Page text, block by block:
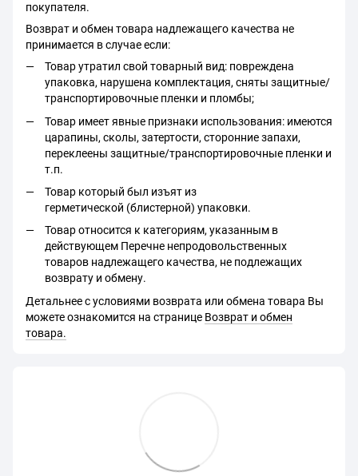
покупателя.
Возврат и обмен товара надлежащего качества не
принимается в случае если:
Товар утратил свой товарный вид: повреждена
упаковка, нарушена комплектация, сняты защитные/
транспортировочные пленки и пломбы;
Товар имеет явные признаки использования: имеются
царапины, сколы, затертости, сторонние запахи,
переклеены защитные/транспортировочные пленки и
т.п.
Товар который был изъят из
герметической (блистерной) упаковки.
Товар относится к категориям, указанным в
действующем Перечне непродовольственных
товаров надлежащего качества, не подлежащих
возврату и обмену.
Детальнее с условиями возврата или обмена товара Вы
можете ознакомится на странице Возврат и обмен
товара.